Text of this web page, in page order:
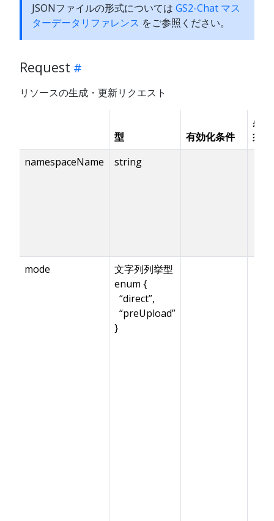
JSONファイルの形式については GS2-Chat マス
ターデータリファレンス をご参照ください。
Request
リソースの生成・更新リクエスト
型 有効化条件
必
須
namespaceName
string
mode
文字列列挙型
enum {
“direct”,
“preUpload”
}